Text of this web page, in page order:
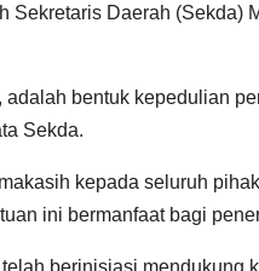
Daerah (Sekda)
bentuk kepedulian
Sekda.
kepada seluruh
ini bermanfaat bagi
berinisiasi mendukung